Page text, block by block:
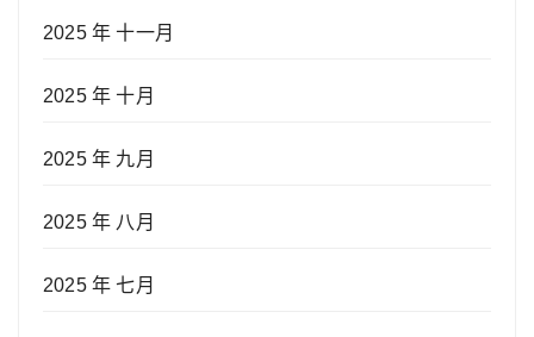
2025 年 十一月
2025 年 十月
2025 年 九月
2025 年 八月
2025 年 七月